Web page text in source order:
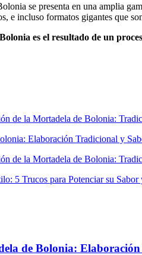
se presenta en una amplia
e incluso formatos gigantes que
es el resultado de un
Elaboración Tradicional y
5 Trucos para Potenciar su Sabor
de Bolonia: